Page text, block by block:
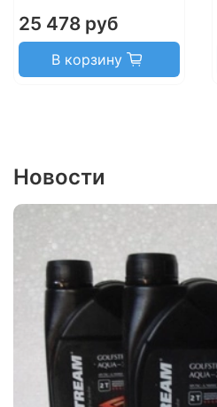
25 478 руб
В корзину
Новости